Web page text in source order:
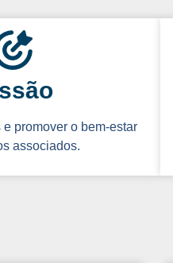
promover o bem-estar
associados.